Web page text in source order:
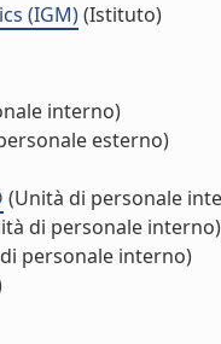
(IGM)(Istituto)
interno)
esterno)
(Unità di personale
di personale interno)
personale interno)